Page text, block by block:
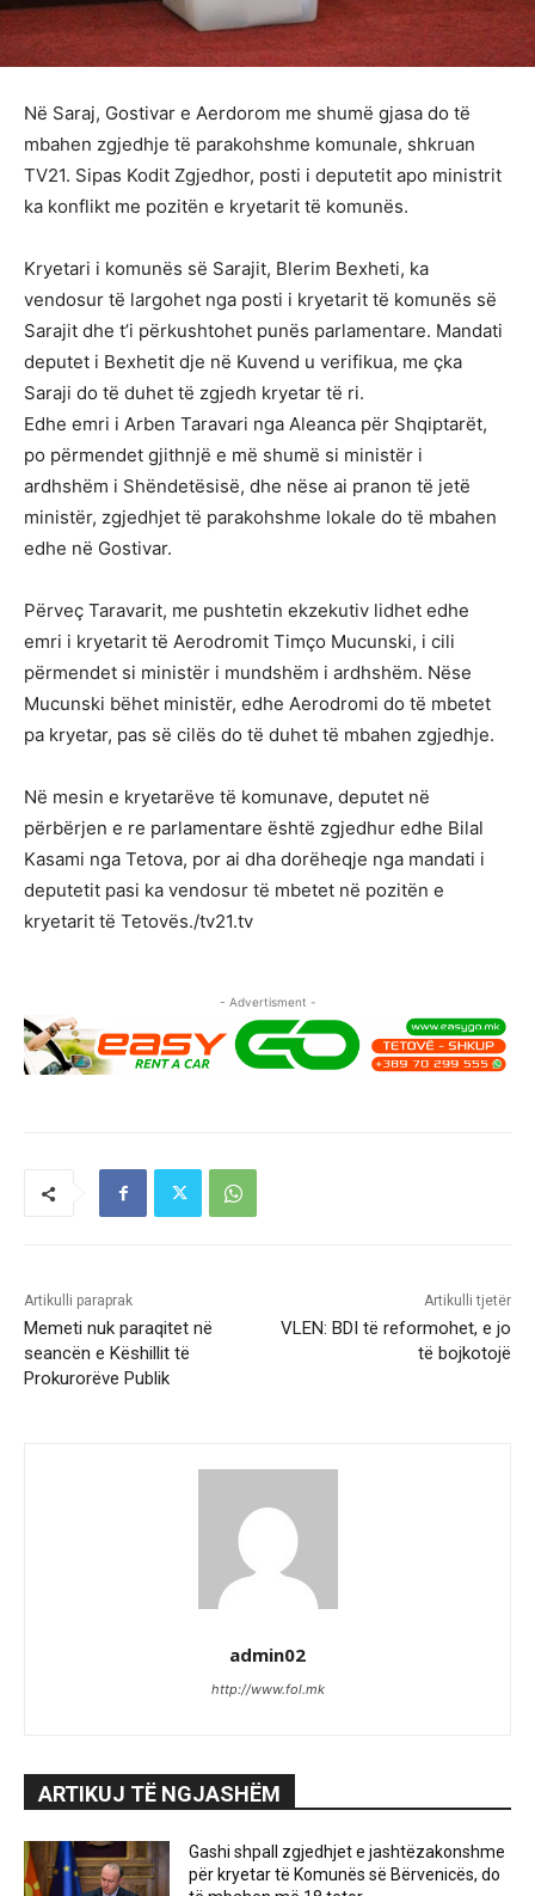
Në Saraj, Gostivar e Aerdorom me shumë gjasa do të
mbahen zgjedhje të parakohshme komunale, shkruan
TV21. Sipas Kodit Zgjedhor, posti i deputetit apo ministrit
ka konflikt me pozitën e kryetarit të komunës.
Kryetari i komunës së Sarajit, Blerim Bexheti, ka
vendosur të largohet nga posti i kryetarit të komunës së
Sarajit dhe t’i përkushtohet punës parlamentare. Mandati
deputet i Bexhetit dje në Kuvend u verifikua, me çka
Saraji do të duhet të zgjedh kryetar të ri.
Edhe emri i Arben Taravari nga Aleanca për Shqiptarët,
po përmendet gjithnjë e më shumë si ministër i
ardhshëm i Shëndetësisë, dhe nëse ai pranon të jetë
ministër, zgjedhjet të parakohshme lokale do të mbahen
edhe në Gostivar.
Përveç Taravarit, me pushtetin ekzekutiv lidhet edhe
emri i kryetarit të Aerodromit Timço Mucunski, i cili
përmendet si ministër i mundshëm i ardhshëm. Nëse
Mucunski bëhet ministër, edhe Aerodromi do të mbetet
pa kryetar, pas së cilës do të duhet të mbahen zgjedhje.
Në mesin e kryetarëve të komunave, deputet në
përbërjen e re parlamentare është zgjedhur edhe Bilal
Kasami nga Tetova, por ai dha dorëheqje nga mandati i
deputetit pasi ka vendosur të mbetet në pozitën e
kryetarit të Tetovës./tv21.tv
- Advertisment -
Artikulli paraprak
Memeti nuk paraqitet në
seancën e Këshillit të
Prokurorëve Publik
Artikulli tjetër
VLEN: BDI të reformohet, e jo
të bojkotojë
admin02
http://www.fol.mk
ARTIKUJ TË NGJASHËM
Gashi shpall zgjedhjet e jashtëzakonshme
për kryetar të Komunës së Bërvenicës, do